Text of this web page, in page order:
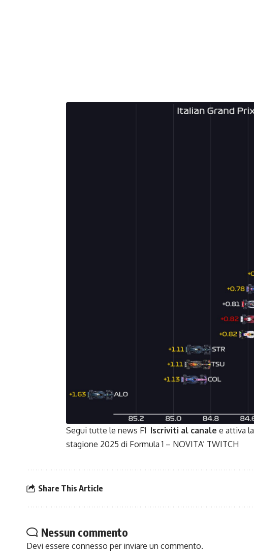
Segui tutte le news F1 Iscriviti al canale e attiva
stagione 2025 di Formula 1 – NOVITA’ TWITCH
Share This Article
Nessun commento
Devi essere connesso per inviare un commento.